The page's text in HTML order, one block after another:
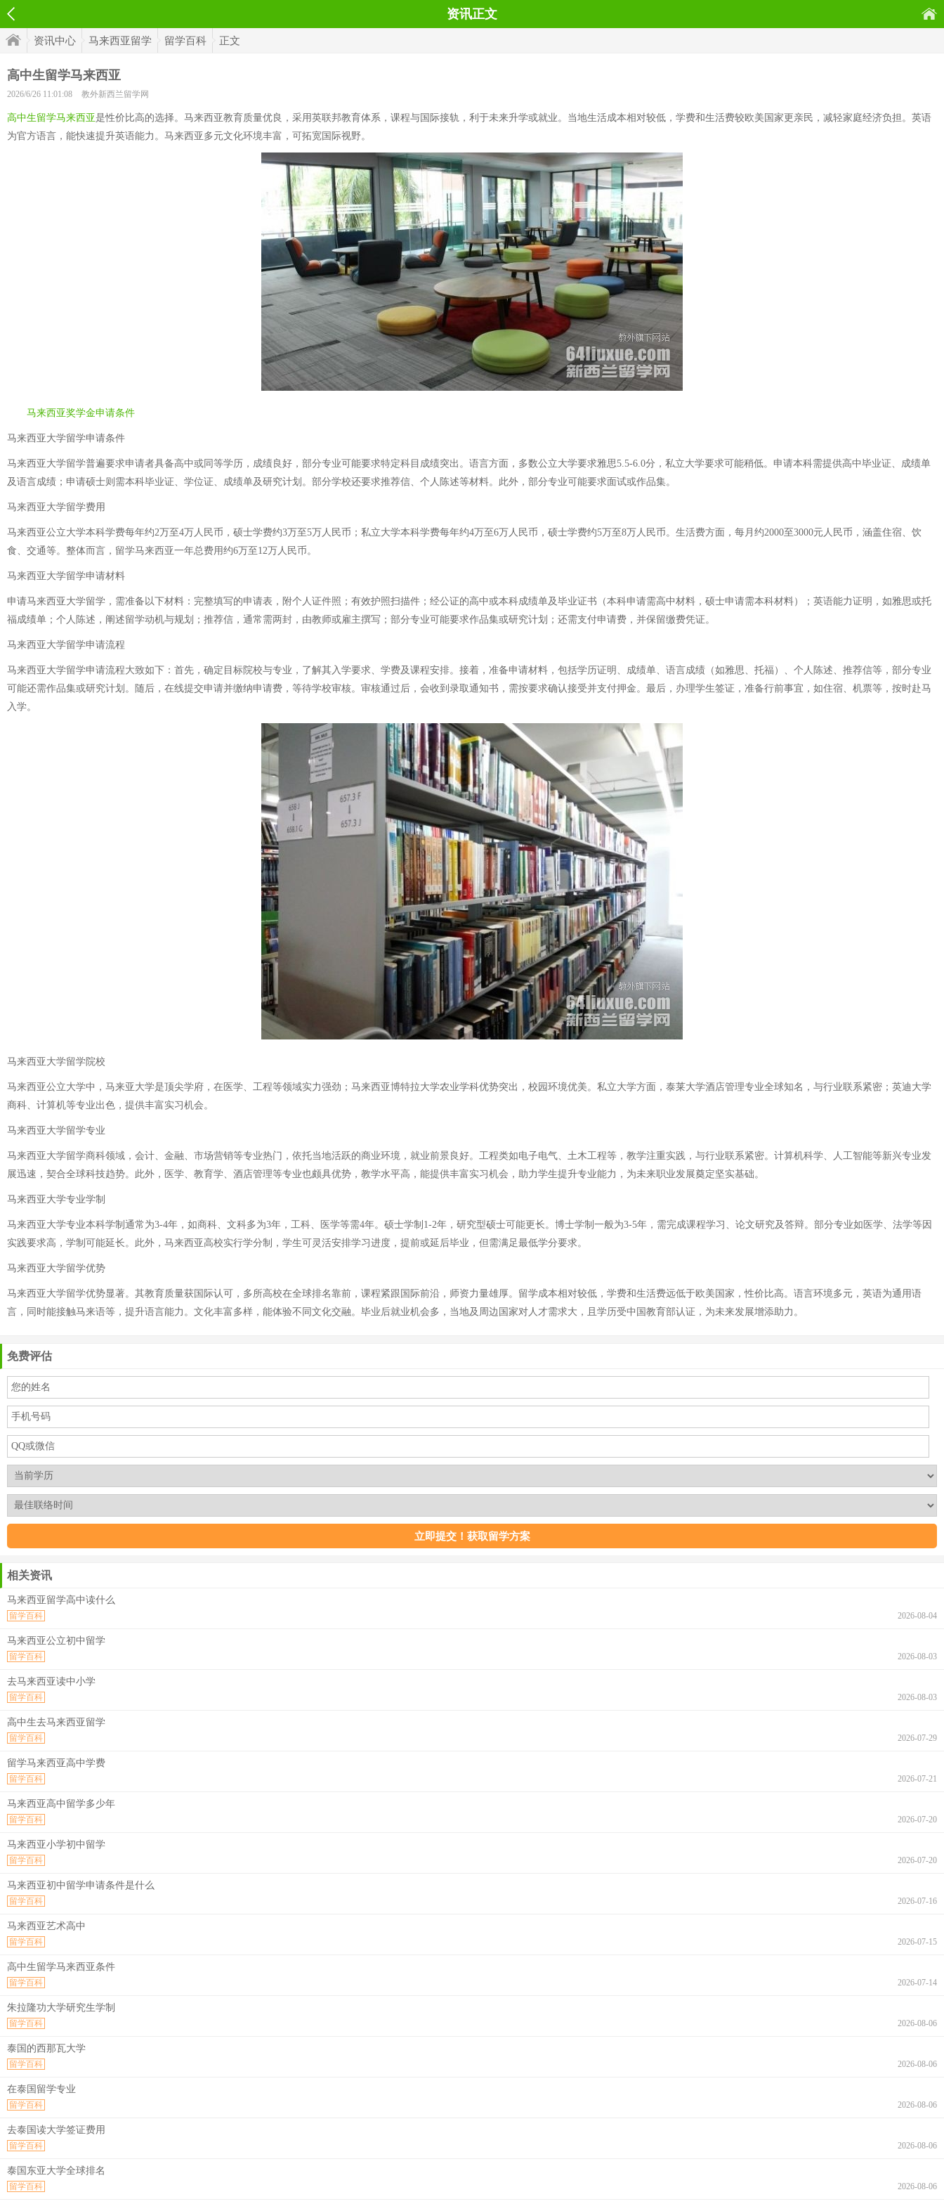
资讯正文
资讯中心 马来西亚留学 留学百科 正文
高中生留学马来西亚
2026/6/26 11:01:08 教外新西兰留学网
高中生留学马来西亚是性价比高的选择。马来西亚教育质量优良，采用英联邦教育体系，课程与国际接轨，利于未来升学或就业。当地生活成本相对较低，学费和生活费较欧美国家更亲民，减轻家庭经济负担。英语
为官方语言，能快速提升英语能力。马来西亚多元文化环境丰富，可拓宽国际视野。
马来西亚奖学金申请条件
马来西亚大学留学申请条件
马来西亚大学留学普遍要求申请者具备高中或同等学历，成绩良好，部分专业可能要求特定科目成绩突出。语言方面，多数公立大学要求雅思5.5-6.0分，私立大学要求可能稍低。申请本科需提供高中毕业证、成绩单
及语言成绩；申请硕士则需本科毕业证、学位证、成绩单及研究计划。部分学校还要求推荐信、个人陈述等材料。此外，部分专业可能要求面试或作品集。
马来西亚大学留学费用
马来西亚公立大学本科学费每年约2万至4万人民币，硕士学费约3万至5万人民币；私立大学本科学费每年约4万至6万人民币，硕士学费约5万至8万人民币。生活费方面，每月约2000至3000元人民币，涵盖住宿、饮
食、交通等。整体而言，留学马来西亚一年总费用约6万至12万人民币。
马来西亚大学留学申请材料
申请马来西亚大学留学，需准备以下材料：完整填写的申请表，附个人证件照；有效护照扫描件；经公证的高中或本科成绩单及毕业证书（本科申请需高中材料，硕士申请需本科材料）；英语能力证明，如雅思或托
福成绩单；个人陈述，阐述留学动机与规划；推荐信，通常需两封，由教师或雇主撰写；部分专业可能要求作品集或研究计划；还需支付申请费，并保留缴费凭证。
马来西亚大学留学申请流程
马来西亚大学留学申请流程大致如下：首先，确定目标院校与专业，了解其入学要求、学费及课程安排。接着，准备申请材料，包括学历证明、成绩单、语言成绩（如雅思、托福）、个人陈述、推荐信等，部分专业
可能还需作品集或研究计划。随后，在线提交申请并缴纳申请费，等待学校审核。审核通过后，会收到录取通知书，需按要求确认接受并支付押金。最后，办理学生签证，准备行前事宜，如住宿、机票等，按时赴马
入学。
马来西亚大学留学院校
马来西亚公立大学中，马来亚大学是顶尖学府，在医学、工程等领域实力强劲；马来西亚博特拉大学农业学科优势突出，校园环境优美。私立大学方面，泰莱大学酒店管理专业全球知名，与行业联系紧密；英迪大学
商科、计算机等专业出色，提供丰富实习机会。
马来西亚大学留学专业
马来西亚大学留学商科领域，会计、金融、市场营销等专业热门，依托当地活跃的商业环境，就业前景良好。工程类如电子电气、土木工程等，教学注重实践，与行业联系紧密。计算机科学、人工智能等新兴专业发
展迅速，契合全球科技趋势。此外，医学、教育学、酒店管理等专业也颇具优势，教学水平高，能提供丰富实习机会，助力学生提升专业能力，为未来职业发展奠定坚实基础。
马来西亚大学专业学制
马来西亚大学专业本科学制通常为3-4年，如商科、文科多为3年，工科、医学等需4年。硕士学制1-2年，研究型硕士可能更长。博士学制一般为3-5年，需完成课程学习、论文研究及答辩。部分专业如医学、法学等因
实践要求高，学制可能延长。此外，马来西亚高校实行学分制，学生可灵活安排学习进度，提前或延后毕业，但需满足最低学分要求。
马来西亚大学留学优势
马来西亚大学留学优势显著。其教育质量获国际认可，多所高校在全球排名靠前，课程紧跟国际前沿，师资力量雄厚。留学成本相对较低，学费和生活费远低于欧美国家，性价比高。语言环境多元，英语为通用语
言，同时能接触马来语等，提升语言能力。文化丰富多样，能体验不同文化交融。毕业后就业机会多，当地及周边国家对人才需求大，且学历受中国教育部认证，为未来发展增添助力。
免费评估
相关资讯
马来西亚留学高中读什么
2026-08-04
留学百科
马来西亚公立初中留学
2026-08-03
留学百科
去马来西亚读中小学
2026-08-03
留学百科
高中生去马来西亚留学
2026-07-29
留学百科
留学马来西亚高中学费
2026-07-21
留学百科
马来西亚高中留学多少年
2026-07-20
留学百科
马来西亚小学初中留学
2026-07-20
留学百科
马来西亚初中留学申请条件是什么
2026-07-16
留学百科
马来西亚艺术高中
2026-07-15
留学百科
高中生留学马来西亚条件
2026-07-14
留学百科
朱拉隆功大学研究生学制
2026-08-06
留学百科
泰国的西那瓦大学
2026-08-06
留学百科
在泰国留学专业
2026-08-06
留学百科
去泰国读大学签证费用
2026-08-06
留学百科
泰国东亚大学全球排名
2026-08-06
留学百科